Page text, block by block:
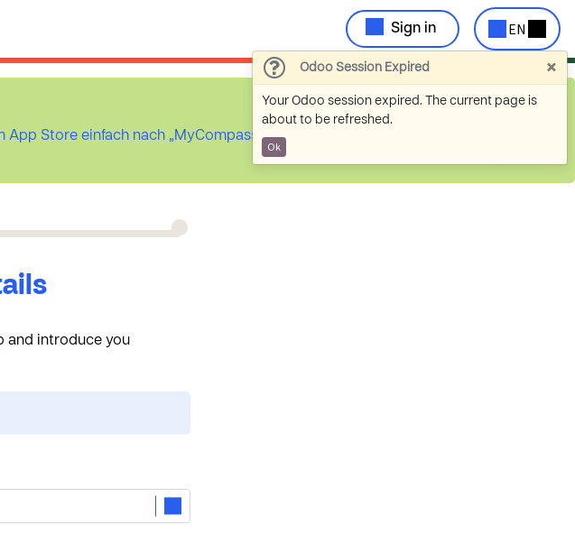
Odoo Session Expired ×
Your Odoo session expired. The current page is
about to be refreshed.
Ok
Sign in EN
Store einfach nach „MyCompassion
and introduce you